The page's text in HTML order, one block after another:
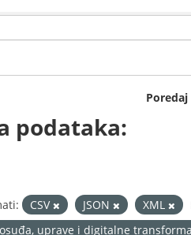
podataka:
CSV JSON XML
uprave i digitalne